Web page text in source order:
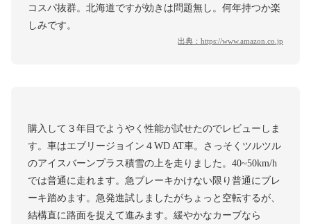
コスパ抜群。北海道ですが効きは問題無し。何年持つか楽
しみです。
出典： https://www.amazon.co.jp
購入して３年目でようやく性能が試せたのでレビューしま
す。車はエブリージョイン４WD AT車。さっそくツルツル
のアイスバーンプラス積雪の上を走りました。40~50km/h
では普通に走れます。急ブレーキかけない限り普通にブレ
ーキ踏めます。急発進試しましたがちょっと空転するが、
結構直に路面を捉えて進みます。緩やかなカーブなら